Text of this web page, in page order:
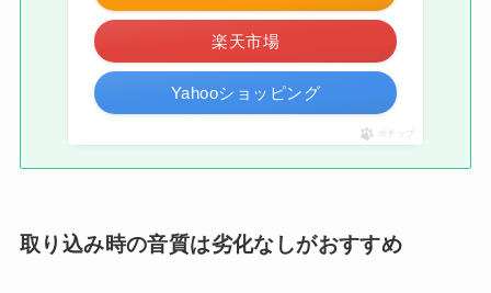
楽天市場
Yahooショッピング
ポチップ
取り込み時の音質は劣化なしがおすすめ